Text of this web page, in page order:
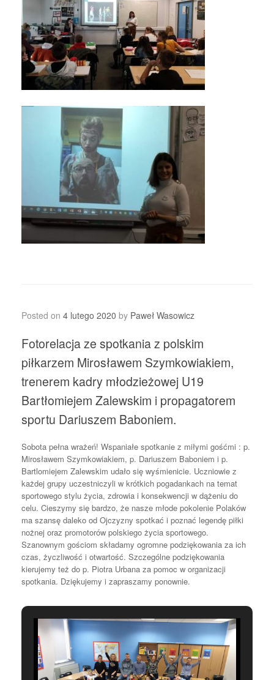
Posted on 4 lutego 2020 by Paweł Wasowicz
Fotorelacja ze spotkania z polskim
piłkarzem Mirosławem Szymkowiakiem,
trenerem kadry młodzieżowej U19
Bartłomiejem Zalewskim i propagatorem
sportu Dariuszem Baboniem.
Sobota pełna wrażeń! Wspaniałe spotkanie z miłymi gośćmi : p.
Mirosławem Szymkowiakiem, p. Dariuszem Baboniem i p.
Bartlomiejem Zalewskim udało się wyśmienicie. Uczniowie z
każdej grupy uczestniczyli w krótkich pogadankach na temat
sportowego stylu życia, zdrowia i konsekwencji w dążeniu do
celu. Cieszymy się bardzo, że nasze młode pokolenie Polaków
ma szansę daleko od Ojczyzny spotkać i poznać legendę piłki
nożnej oraz promotorów polskiego życia sportowego.
Szanownym gościom składamy ogromne podziękowania za ich
czas, życzliwość i otwartość. Szczególne podziękowania
kierujemy też do p. Piotra Urbana za pomoc w organizacji
spotkania. Dziękujemy i zapraszamy ponownie.